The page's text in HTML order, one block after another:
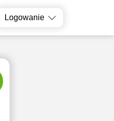
Logowanie